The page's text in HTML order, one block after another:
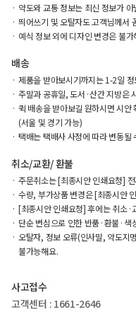
약도와 교통 정보는 최신 정보가
띄어쓰기 및 오탈자도 고객님께서
예식 정보 외에 디자인 변경은 불가
배송
제품을 받아보시기까지는 1-2일 정
주말과 공휴일, 도서·산간 지방은
퀵 배송을 받아보길 원하시면 시안
(서울 및 경기 가능)
택배는 택배사 사정에 따라 변동될
취소/교환/ 환불
주문취소는 [최종시안 인쇄요청]
수량, 부가상품 변경은 [최종시안
[최종시안 인쇄요청] 후에는 취소·
단순 변심으로 인한 반품·환불·색
오탈자, 정보 오류(인사말, 약도지
불가능해요.
사고접수
고객센터 : 1661-2646